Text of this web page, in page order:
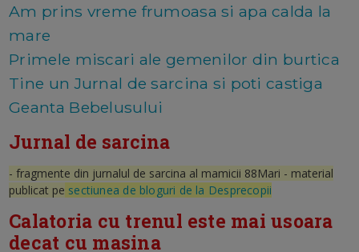
Am prins vreme frumoasa si apa calda la
mare
Primele miscari ale gemenilor din burtica
Tine un Jurnal de sarcina si poti castiga
Geanta Bebelusului
Jurnal de sarcina
- fragmente din jurnalul de sarcina al mamicii 88Mari - material
publicat pe sectiunea de bloguri de la Desprecopii
Calatoria cu trenul este mai usoara
decat cu masina